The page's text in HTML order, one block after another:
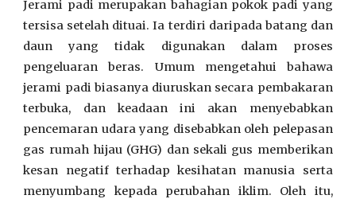
Jerami padi merupakan bahagian pokok padi yang
tersisa setelah dituai. Ia terdiri daripada batang dan
daun yang tidak digunakan dalam proses
pengeluaran beras. Umum mengetahui bahawa
jerami padi biasanya diuruskan secara pembakaran
terbuka, dankeadaan ini akan menyebabkan
pencemaran udara yang disebabkan oleh pelepasan
gas rumah hijau (GHG) dan sekali gus memberikan
kesan negatif terhadap kesihatan manusia serta
menyumbang kepada perubahan iklim. Oleh itu,